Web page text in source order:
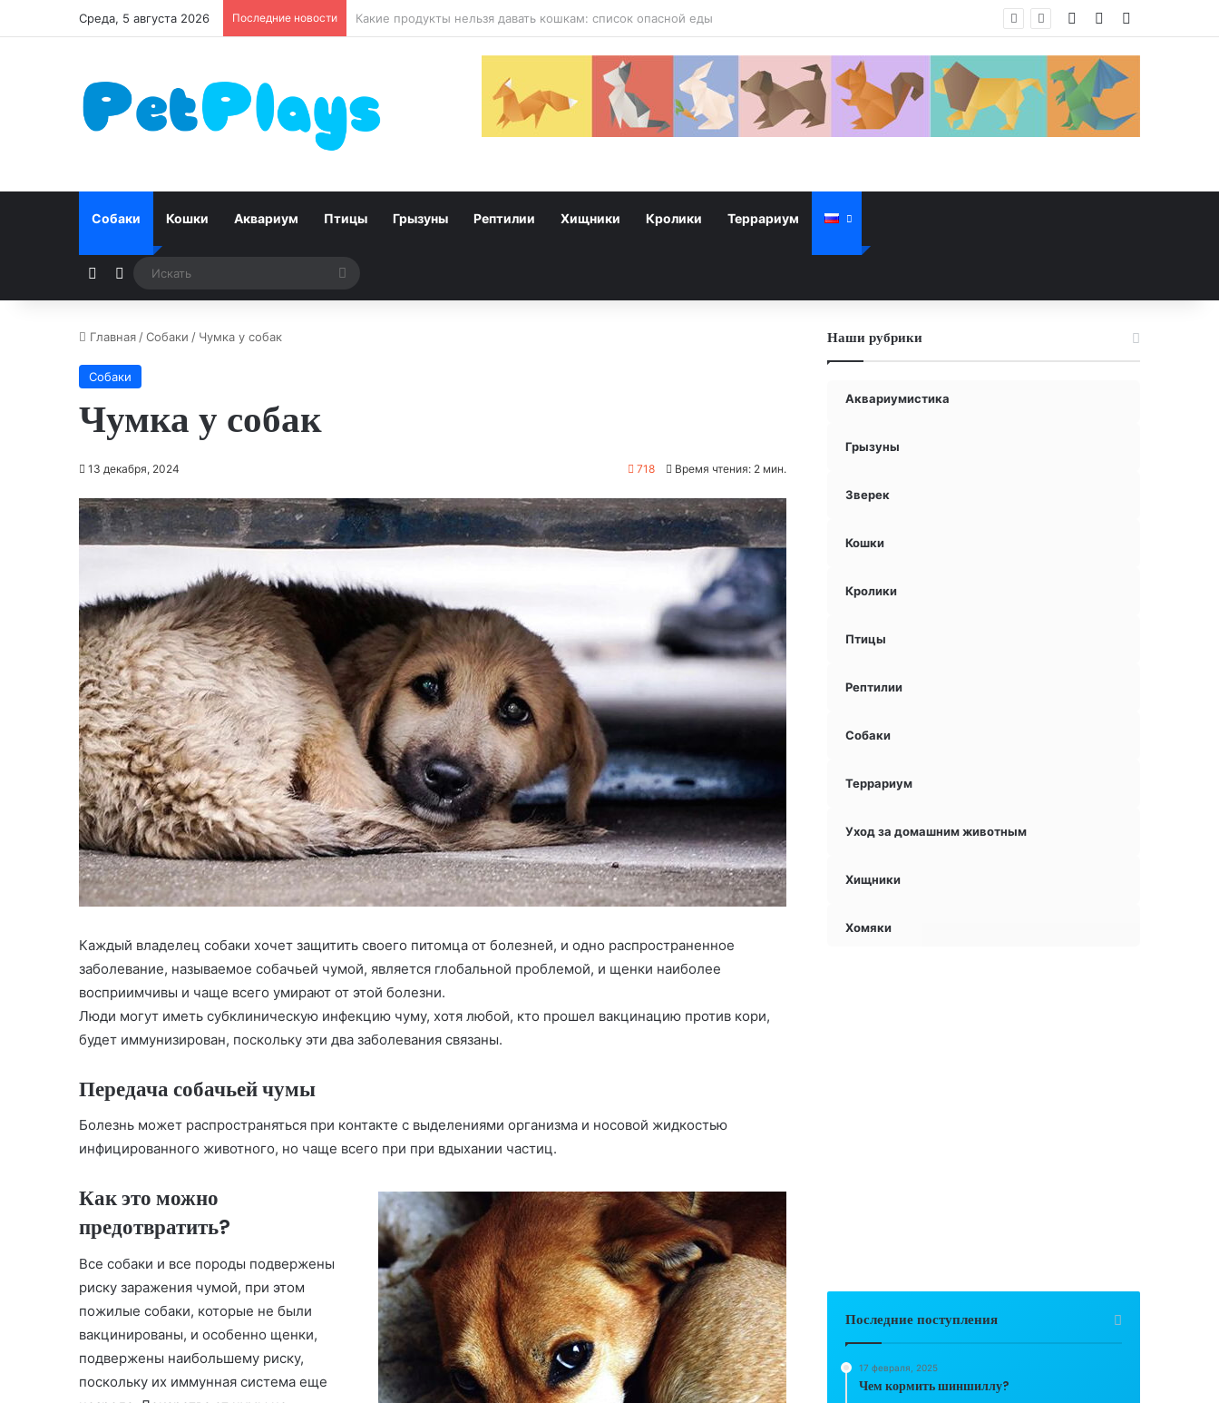
Среда, 5 августа 2026 Последние новости Чумка у собак ВойтиСлучайная
Собаки Кошки Аквариум Птицы Грызуны Рептилии Хищники Кролики Террариум
Случайная статья
Switch skin
Главная /Собаки / Чумка у собак
Собаки
Чумка у собак
13 декабря, 2024 718 Время чтения: 2 мин.
Каждый владелец собаки хочет защитить своего питомца от болезней, и одно распространенное
заболевание, называемое собачьей чумой, является глобальной проблемой, и щенки наиболее
восприимчивы и чаще всего умирают от этой болезни.
Люди могут иметь субклиническую инфекцию чуму, хотя любой, кто прошел вакцинацию против кори,
будет иммунизирован, поскольку эти два заболевания связаны.
Передача собачьей чумы
Болезнь может распространяться при контакте с выделениями организма и носовой жидкостью
инфицированного животного, но чаще всего при при вдыхании частиц.
Как это можно
предотвратить?
Все собаки и все породы подвержены
риску заражения чумой, при этом
пожилые собаки, которые не были
вакцинированы, и особенно щенки,
подвержены наибольшему риску,
поскольку их иммунная система еще
Наши рубрики
Аквариумистика
Грызуны
Зверек
Кошки
Кролики
Птицы
Рептилии
Собаки
Террариум
Уход за домашним животным
Хищники
Хомяки
Последние поступления
17 февраля, 2025
Чем кормить шиншиллу?